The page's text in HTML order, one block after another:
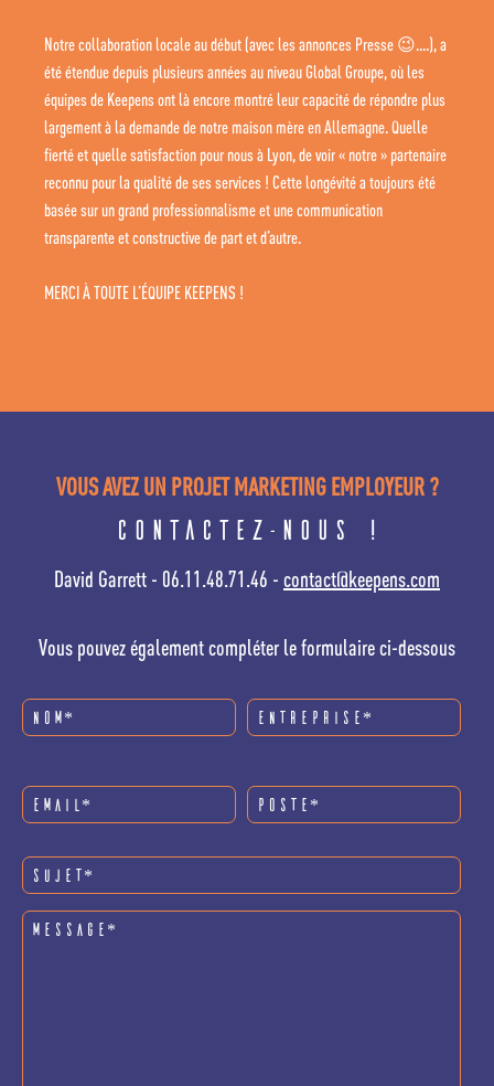
Notre collaboration locale au début (avec les annonces Presse 😉....), a
été étendue depuis plusieurs années au niveau Global Groupe, où les
équipes de Keepens ont là encore montré leur capacité de répondre plus
largement à la demande de notre maison mère en Allemagne. Quelle
fierté et quelle satisfaction pour nous à Lyon, de voir « notre » partenaire
reconnu pour la qualité de ses services ! Cette longévité a toujours été
basée sur un grand professionnalisme et une communication
transparente et constructive de part et d’autre.
MERCI À TOUTE L’ÉQUIPE KEEPENS !
VOUS AVEZ UN PROJET MARKETING EMPLOYEUR ?
Contactez-nous !
David Garrett - 06.11.48.71.46 - contact@keepens.com
Vous pouvez également compléter le formulaire ci-dessous